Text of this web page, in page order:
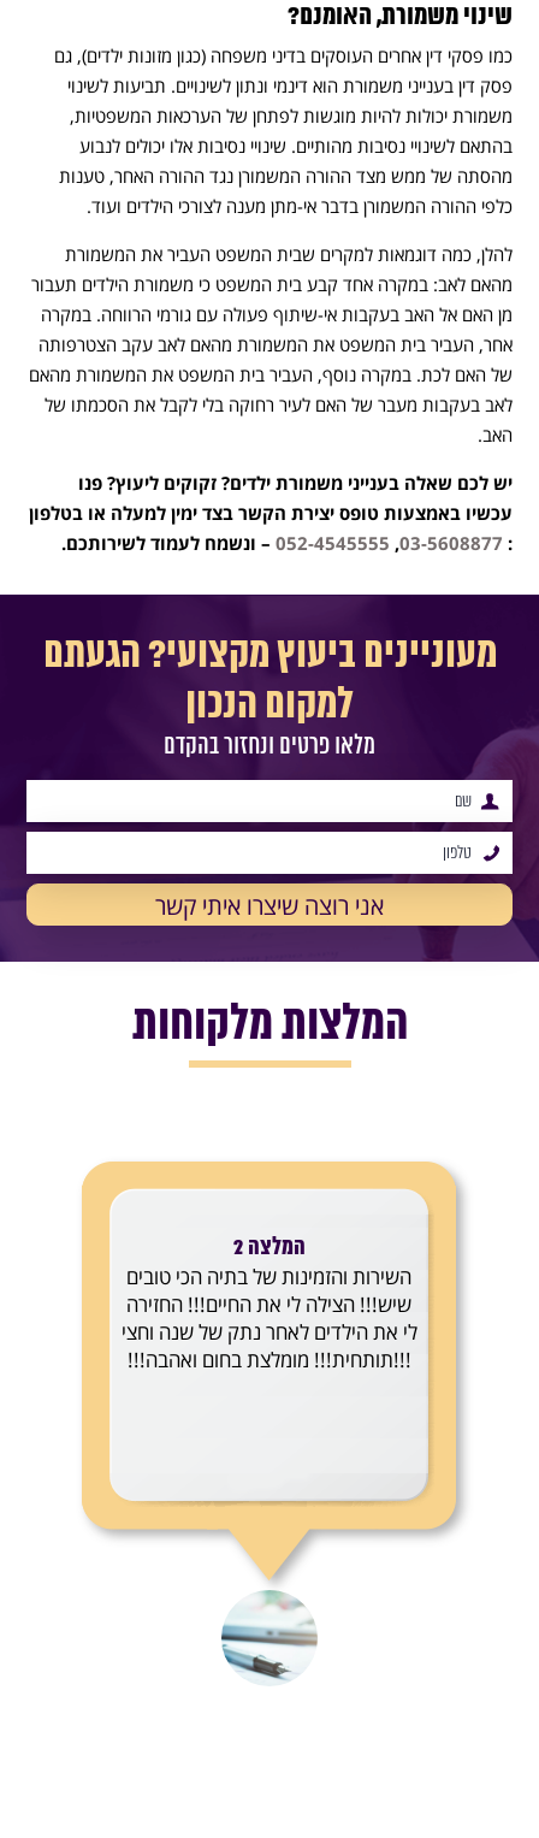
שינוי משמורת, האומנם?
כמו פסקי דין אחרים העוסקים בדיני משפחה (כגון מזונות ילדים), גם
פסק דין בענייני משמורת הוא דינמי ונתון לשינויים. תביעות לשינוי
משמורת יכולות להיות מוגשות לפתחן של הערכאות המשפטיות,
בהתאם לשינויי נסיבות מהותיים. שינויי נסיבות אלו יכולים לנבוע
מהסתה של ממש מצד ההורה המשמורן נגד ההורה האחר, טענות
כלפי ההורה המשמורן בדבר אי-מתן מענה לצורכי הילדים ועוד.
להלן, כמה דוגמאות למקרים שבית המשפט העביר את המשמורת
מהאם לאב: במקרה אחד קבע בית המשפט כי משמורת הילדים תעבור
מן האם אל האב בעקבות אי-שיתוף פעולה עם גורמי הרווחה. במקרה
אחר, העביר בית המשפט את המשמורת מהאם לאב עקב הצטרפותה
של האם לכת. במקרה נוסף, העביר בית המשפט את המשמורת מהאם
לאב בעקבות מעבר של האם לעיר רחוקה בלי לקבל את הסכמתו של
האב.
יש לכם שאלה בענייני משמורת ילדים? זקוקים ליעוץ? פנו
עכשיו באמצעות טופס יצירת הקשר בצד ימין למעלה או בטלפון
:
03-5608877
,
052-4545555 – ונשמח לעמוד לשירותכם.
מעוניינים ביעוץ מקצועי? הגעתם
למקום הנכון
מלאו פרטים ונחזור בהקדם
המלצות מלקוחות
המלצה 2
השירות והזמינות של בתיה הכי טובים
שיש!!! הצילה לי את החיים!!! החזירה
לי את הילדים לאחר נתק של שנה וחצי
!!!תותחית!!! מומלצת בחום ואהבה!!!